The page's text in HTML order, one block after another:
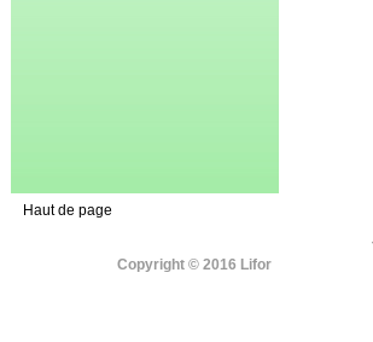
Haut de page
Copyright © 2016 Lifor